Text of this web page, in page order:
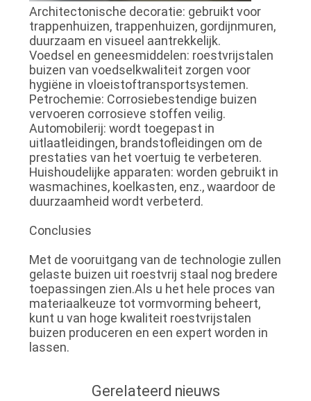
Architectonische decoratie: gebruikt voor
trappenhuizen, trappenhuizen, gordijnmuren,
duurzaam en visueel aantrekkelijk.
Voedsel en geneesmiddelen: roestvrijstalen
buizen van voedselkwaliteit zorgen voor
hygiëne in vloeistoftransportsystemen.
Petrochemie: Corrosiebestendige buizen
vervoeren corrosieve stoffen veilig.
Automobilerij: wordt toegepast in
uitlaatleidingen, brandstofleidingen om de
prestaties van het voertuig te verbeteren.
Huishoudelijke apparaten: worden gebruikt in
wasmachines, koelkasten, enz., waardoor de
duurzaamheid wordt verbeterd.
Conclusies
Met de vooruitgang van de technologie zullen
gelaste buizen uit roestvrij staal nog bredere
toepassingen zien.Als u het hele proces van
materiaalkeuze tot vormvorming beheert,
kunt u van hoge kwaliteit roestvrijstalen
buizen produceren en een expert worden in
lassen.
Gerelateerd nieuws